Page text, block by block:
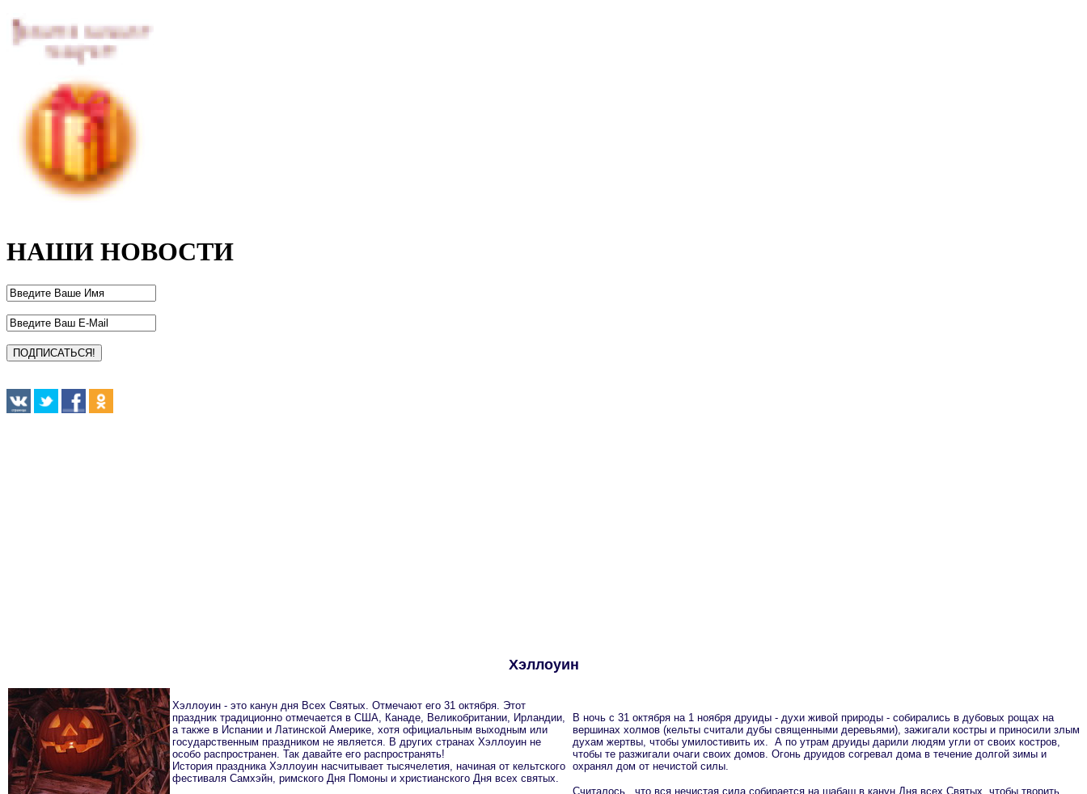
НАШИ НОВОСТИ
Хэллоуин
Хэллоуин - это канун дня Всех Святых. Отмечают его 31 октября. Этот
праздник традиционно отмечается в США, Канаде, Великобритании, Ирландии,
а также в Испании и Латинской Америке, хотя официальным выходным или
государственным праздником не является. В других странах Хэллоуин не
особо распространен. Так давайте его распространять!
История праздника Хэллоуин насчитывает тысячелетия, начиная от кельтского
фестиваля Самхэйн, римского Дня Помоны и христианского Дня всех святых.
В ночь с 31 октября на 1 ноября друиды - духи живой природы - собирались в дубовых рощах на
вершинах холмов (кельты считали дубы священными деревьями), зажигали костры и приносили злым
духам жертвы, чтобы умилостивить их. А по утрам друиды дарили людям угли от своих костров,
чтобы те разжигали очаги своих домов. Огонь друидов согревал дома в течение долгой зимы и
охранял дом от нечистой силы.
Cчиталось , что вся нечистая сила собирается на шабаш в канун Дня всех Святых, чтобы творить